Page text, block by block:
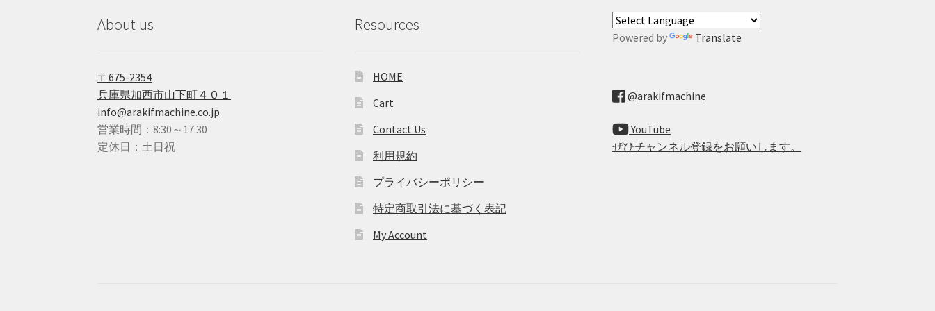
About us
〒675-2354
兵庫県加西市山下町４０１
info@arakifmachine.co.jp
営業時間：8:30～17:30
定休日：土日祝
Resources
HOME
Cart
Contact Us
利用規約
プライバシーポリシー
特定商取引法に基づく表記
My Account
Powered by Translate
@arakifmachine
YouTube
ぜひチャンネル登録をお願いします。